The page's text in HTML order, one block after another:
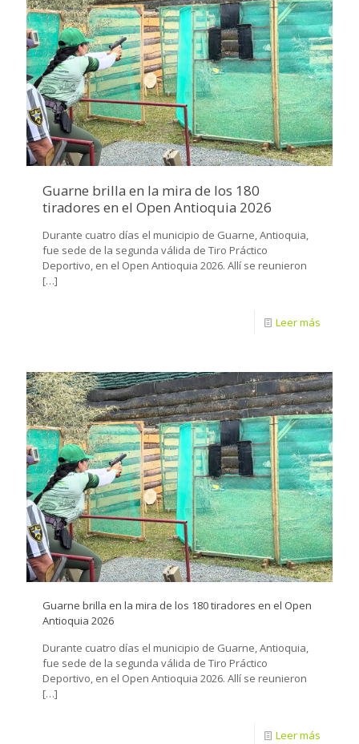
Guarne brilla en la mira de los 180
tiradores en el Open Antioquia 2026
Durante cuatro días el municipio de Guarne, Antioquia,
fue sede de la segunda válida de Tiro Práctico
Deportivo, en el Open Antioquia 2026. Allí se reunieron
[…]
Leer más
Guarne brilla en la mira de los 180 tiradores en el Open
Antioquia 2026
Durante cuatro días el municipio de Guarne, Antioquia,
fue sede de la segunda válida de Tiro Práctico
Deportivo, en el Open Antioquia 2026. Allí se reunieron
[…]
Leer más